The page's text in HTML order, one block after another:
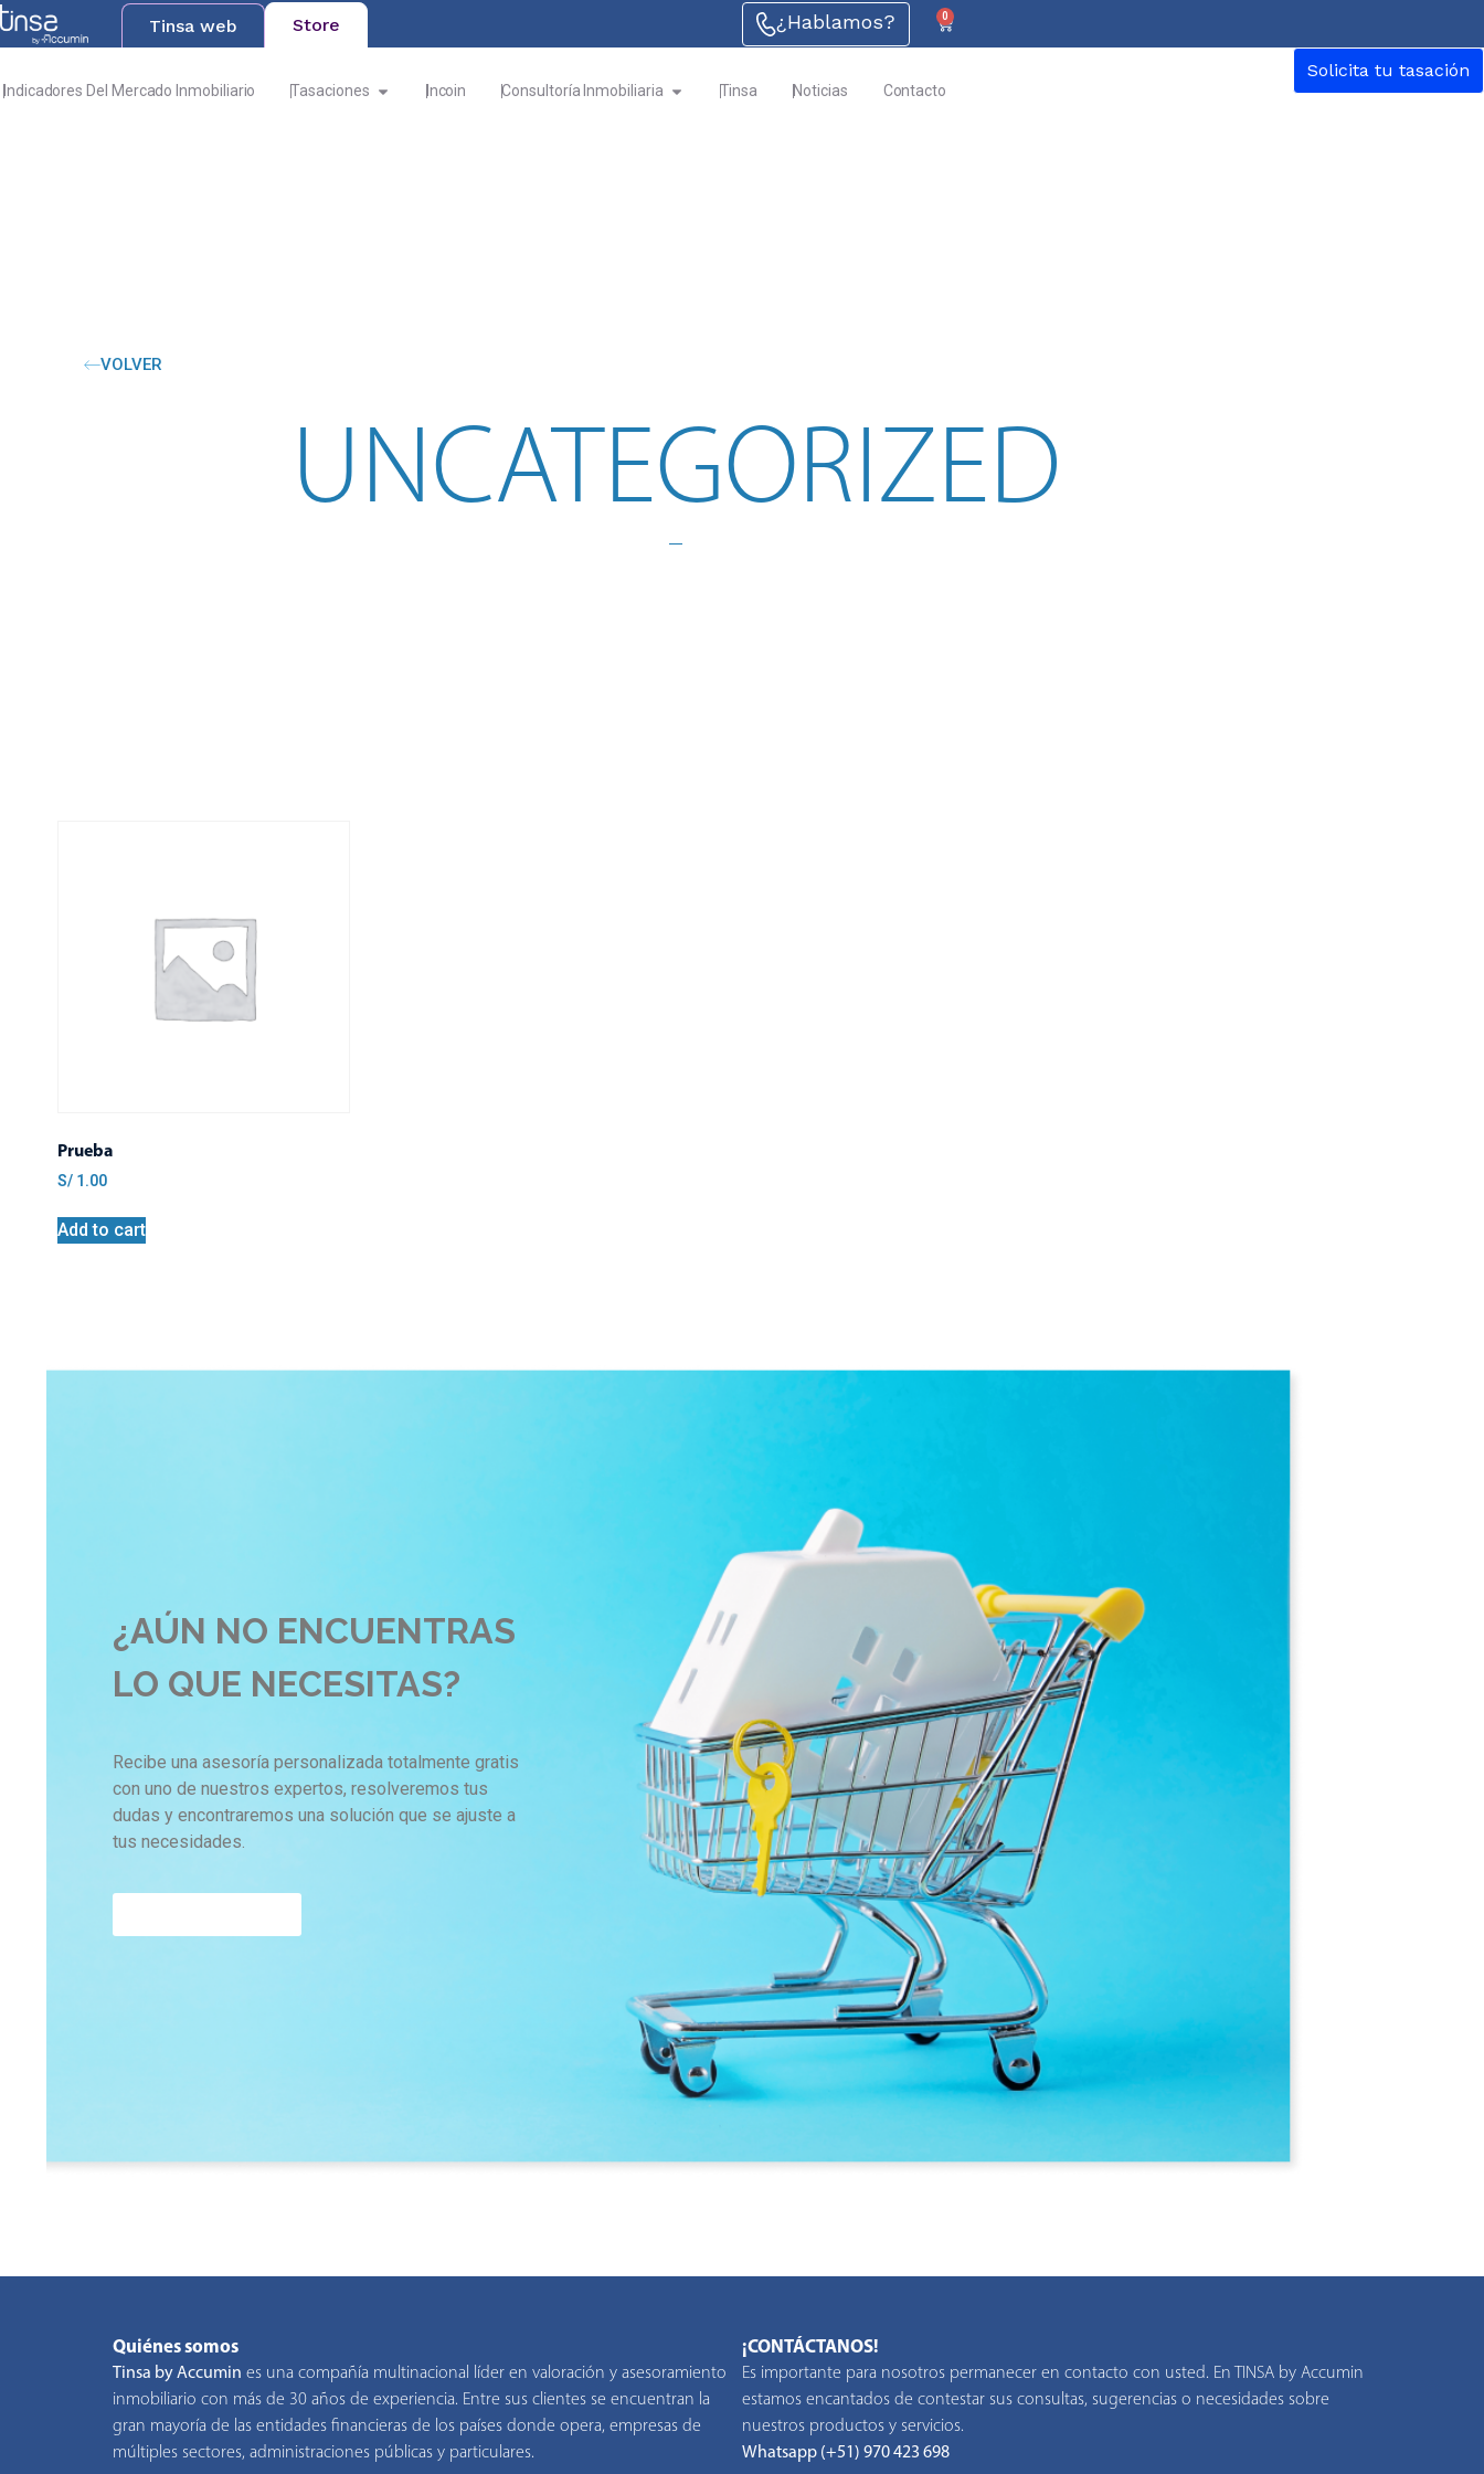
Tinsa web Store ¿Hablamos? 0
Indicadores Del Mercado Inmobiliario Tasaciones Incoin Consultoría Inmobiliaria Tinsa Noticias Contacto
Solicita tu tasación
VOLVER
UNCATEGORIZED
Prueba
S/ 1.00
Add to cart
¿AÚN NO ENCUENTRAS
LO QUE NECESITAS?
Recibe una asesoría personalizada totalmente gratis
con uno de nuestros expertos, resolveremos tus
dudas y encontraremos una solución que se ajuste a
tus necesidades.
Quiénes somos
Tinsa by Accumin es una compañía multinacional líder en valoración y asesoramiento
inmobiliario con más de 30 años de experiencia. Entre sus clientes se encuentran la
gran mayoría de las entidades financieras de los países donde opera, empresas de
múltiples sectores, administraciones públicas y particulares.
¡CONTÁCTANOS!
Es importante para nosotros permanecer en contacto con usted. En TINSA by Accumin
estamos encantados de contestar sus consultas, sugerencias o necesidades sobre
nuestros productos y servicios.
Whatsapp (+51) 970 423 698